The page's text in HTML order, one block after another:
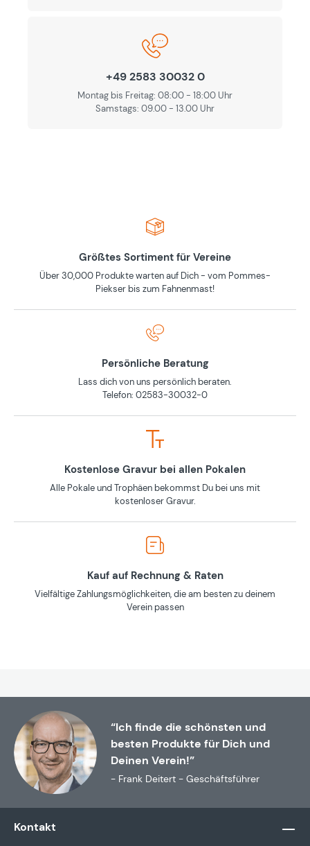
+49 2583 30032 0
Montag bis Freitag: 08:00 - 18:00 Uhr
Samstags: 09.00 - 13.00 Uhr
Größtes Sortiment für Vereine
Über 30,000 Produkte warten auf Dich - vom Pommes-
Piekser bis zum Fahnenmast!
Persönliche Beratung
Lass dich von uns persönlich beraten.
Telefon: 02583-30032-0
Kostenlose Gravur bei allen Pokalen
Alle Pokale und Trophäen bekommst Du bei uns mit
kostenloser Gravur.
Kauf auf Rechnung & Raten
Vielfältige Zahlungsmöglichkeiten, die am besten zu deinem
Verein passen
“Ich finde die schönsten und
besten Produkte für Dich und
Deinen Verein!”
- Frank Deitert - Geschäftsführer
Kontakt